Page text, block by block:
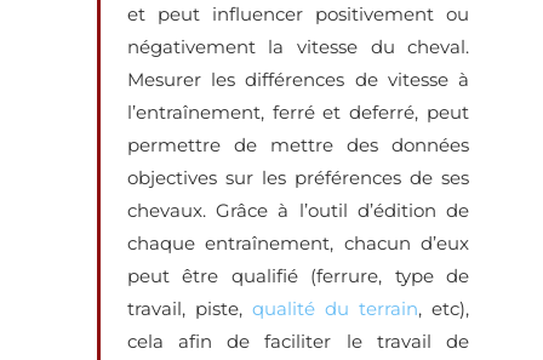
et peut influencer positivement ou
négativement la vitesse du cheval.
Mesurer les différences de vitesse à
l’entraînement, ferré et deferré, peut
permettre de mettre des données
objectives sur les préférences de ses
chevaux. Grâce à l’outil d’édition de
chaque entraînement, chacun d’eux
peut être qualifié (ferrure, type de
travail, piste, qualité du terrain, etc),
cela afin de faciliter le travail de